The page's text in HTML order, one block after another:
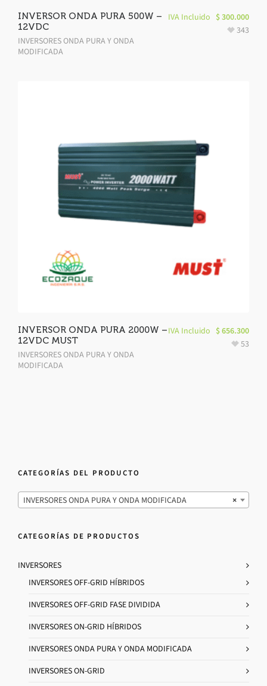
INVERSOR ONDA PURA 500W –
12VDC
INVERSORES ONDA PURA Y ONDA
MODIFICADA
IVA Incluido $300.000
343
INVERSOR ONDA PURA 2000W –
12VDC MUST
INVERSORES ONDA PURA Y ONDA
MODIFICADA
IVA Incluido $656.300
53
CATEGORÍAS DEL PRODUCTO
×
INVERSORES ONDA PURA Y ONDA MODIFICADA
CATEGORÍAS DE PRODUCTOS
INVERSORES
INVERSORES OFF-GRID HÍBRIDOS
INVERSORES OFF-GRID FASE DIVIDIDA
INVERSORES ON-GRID HÍBRIDOS
INVERSORES ONDA PURA Y ONDA MODIFICADA
INVERSORES ON-GRID